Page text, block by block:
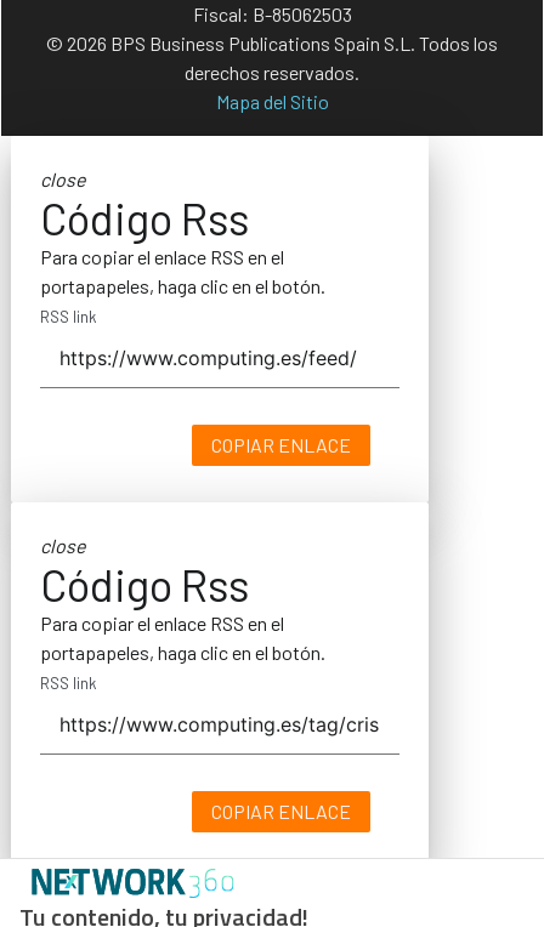
Tu contenido, tu privacidad!
Fiscal: B-85062503
© 2026 BPS Business Publications Spain S.L. Todos los
derechos reservados.
Mapa del Sitio
close
Código Rss
Para copiar el enlace RSS en el
portapapeles, haga clic en el botón.
RSS link
COPIAR ENLACE
close
Código Rss
Para copiar el enlace RSS en el
portapapeles, haga clic en el botón.
RSS link
COPIAR ENLACE